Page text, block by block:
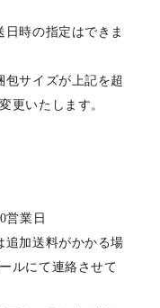
時の指定はできま
サイズが上記を超
更いたします。
営業日
加送料がかかる場
ルにて連絡させて